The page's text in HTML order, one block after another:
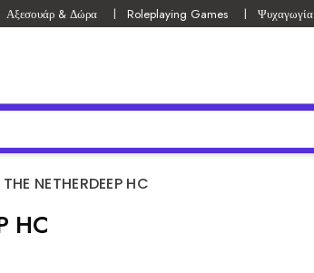
Αξεσουάρ & Δώρα Roleplaying Games Ψυχαγωγία
NETHERDEEP HC
HC